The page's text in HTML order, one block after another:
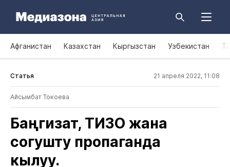
Афганистан Казахстан Кыргызстан Узбекистан
Статья 21 апреля 2022, 11:08
Айсымбат Токоева
Баңгизат, ТИЗО жана
согушту пропаганда
кылуу.